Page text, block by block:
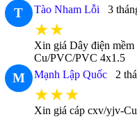
T Tào Nham Lỗi 3
★★
Xin giá Dây điện
Cu/PVC/PVC 4x1.5
M Mạnh Lập Quốc 2
★★★
Xin giá cáp cxv/yjv-